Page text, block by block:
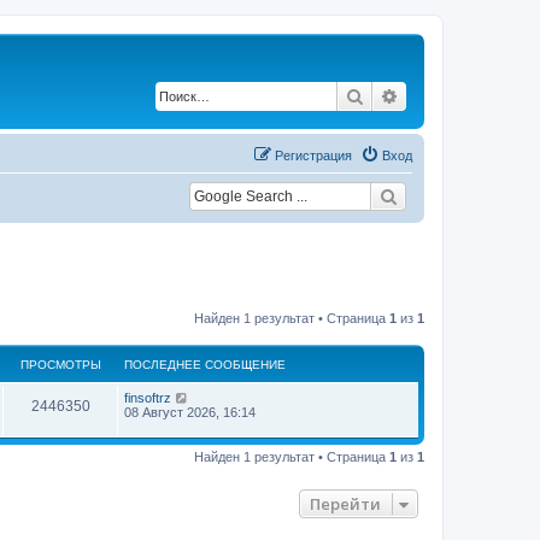
Поиск
Вход
Регистрация
Найден 1 результат • Страница 1 из 1
ПРОСМОТРЫ ПОСЛЕДНЕЕ СООБЩЕНИЕ
2446350П
р
П
о
л
finsoftrz
08 Август 2026, 16:14
Найден 1 результат • Страница 1 из 1
Перейти